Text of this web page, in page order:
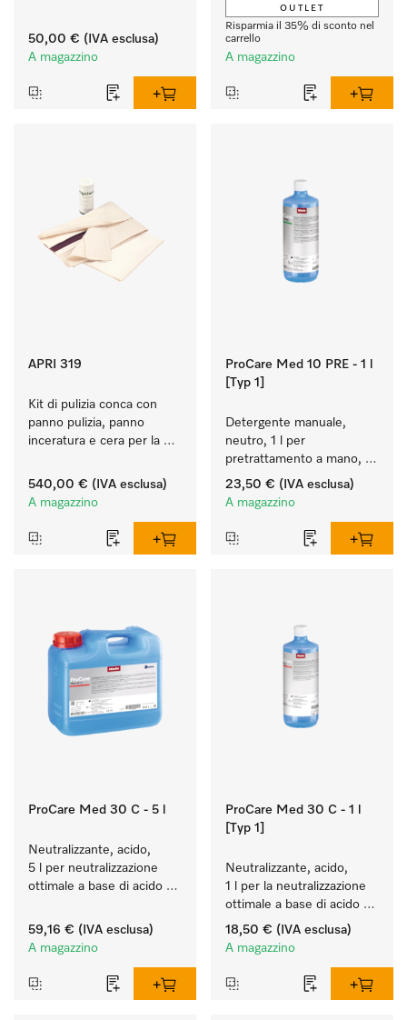
50,00 € (IVA esclusa)
A magazzino
asciugatura perfetti.
OUTLET
Risparmia il 35% di sconto nel
carrello
A magazzino
APRI 319
Kit di pulizia conca con
panno pulizia, panno
inceratura e cera per la
540,00 € (IVA esclusa)
A magazzino
ProCare Med 10 PRE - 1 l
[Typ 1]
Detergente manuale,
neutro, 1 l per
pretrattamento a mano,
ecologico.
23,50 € (IVA esclusa)
A magazzino
ProCare Med 30 C - 5 l
Neutralizzante, acido,
5 l per neutralizzazione
ottimale a base di acido
59,16 € (IVA esclusa)
A magazzino
ProCare Med 30 C - 1 l
[Typ 1]
Neutralizzante, acido,
1 l per la neutralizzazione
ottimale a base di acido
organico.
18,50 € (IVA esclusa)
A magazzino